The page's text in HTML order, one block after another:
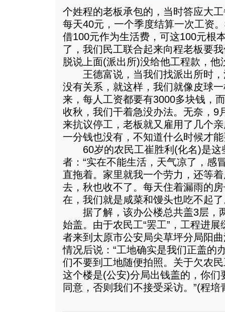
个姓程的老板承包的，当时答应大
每天40元，一个季度结算一次工资
借100元作为生活费，可这100元根
了，我们民工联合起来向程老板要
脱说上面(派出所)没给他工程款，他
王德富说，当我们找派出所时，
没有关系，就这样，我们就像皮球
来，每人工资都要有3000多块钱，
收秋，我们干着急没办法。无奈，9
来抗议停工，老板就又雇用了几个
一分钱也没有，不知道什么时候才
60岁的农民工崔胜利(化名)是这
者：“实在不能生活，天气凉了，感
直拖着。家里就我一个劳力，还等
去，秋也收不了。每天住着漏雨的
在，我们就是咸菜和馒头也吃不起
据了解，该办公楼总共盖3层，
始盖。由于农民工“罢工”，工程进
者来到太原市公安局尖草坪分局阳
情况后说：“工地确实是我们正盖的
们不要到工地随便拍照。关于欠农
这个楼是(公安)分局出钱盖的，你
同意，否则我们不接受采访。”(程培